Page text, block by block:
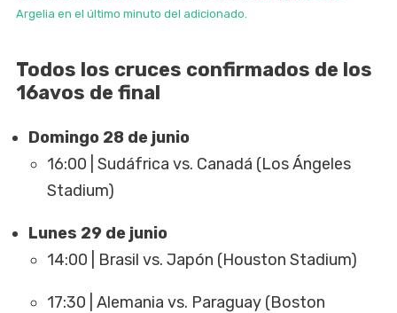
Argelia en el último minuto del adicionado.
Todos los cruces confirmados de los
16avos de final
Domingo 28 de junio
16:00 | Sudáfrica vs. Canadá (Los Ángeles
Stadium)
Lunes 29 de junio
14:00 | Brasil vs. Japón (Houston Stadium)
17:30 | Alemania vs. Paraguay (Boston